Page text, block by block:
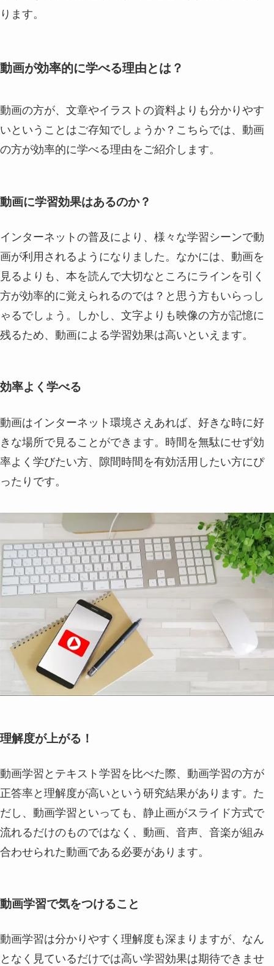
ります。
動画が効率的に学べる理由とは？
動画の方が、文章やイラストの資料よりも分かりやす
いということはご存知でしょうか？こちらでは、動画
の方が効率的に学べる理由をご紹介します。
動画に学習効果はあるのか？
インターネットの普及により、様々な学習シーンで動
画が利用されるようになりました。なかには、動画を
見るよりも、本を読んで大切なところにラインを引く
方が効率的に覚えられるのでは？と思う方もいらっし
ゃるでしょう。しかし、文字よりも映像の方が記憶に
残るため、動画による学習効果は高いといえます。
効率よく学べる
動画はインターネット環境さえあれば、好きな時に好
きな場所で見ることができます。時間を無駄にせず効
率よく学びたい方、隙間時間を有効活用したい方にぴ
ったりです。
理解度が上がる！
動画学習とテキスト学習を比べた際、動画学習の方が
正答率と理解度が高いという研究結果があります。た
だし、動画学習といっても、静止画がスライド方式で
流れるだけのものではなく、動画、音声、音楽が組み
合わせられた動画である必要があります。
動画学習で気をつけること
動画学習は分かりやすく理解度も深まりますが、なん
となく見ているだけでは高い学習効果は期待できませ